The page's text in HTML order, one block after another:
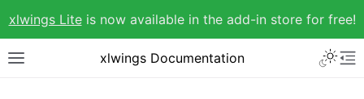
xlwings Liteis now available in the add-in store for free!
xlwings Documentation